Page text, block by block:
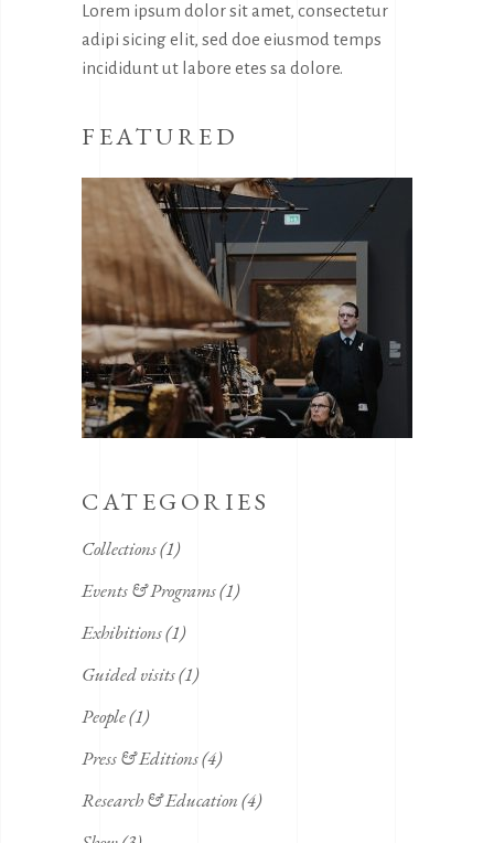
Lorem ipsum dolor sit amet, consectetur
adipi sicing elit, sed doe eiusmod temps
incididunt ut labore etes sa dolore.
FEATURED
CATEGORIES
Collections(1)
Events & Programs(1)
Exhibitions(1)
Guided visits(1)
People(1)
Press & Editions(4)
Research & Education(4)